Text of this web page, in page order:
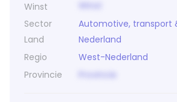
Winst
Sector
Automotive, transport
Land
Nederland
Regio
West-Nederland
Provincie